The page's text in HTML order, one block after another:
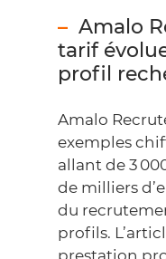
Amalo
tarif
profil
Amalo
exemples
allant de 3
de milliers
du
profils.